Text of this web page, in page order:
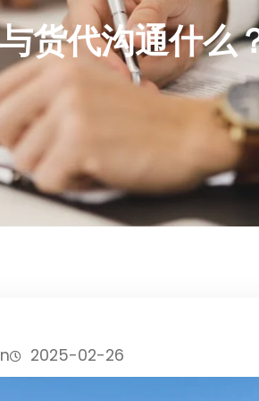
货代沟通什么
2025-02-26